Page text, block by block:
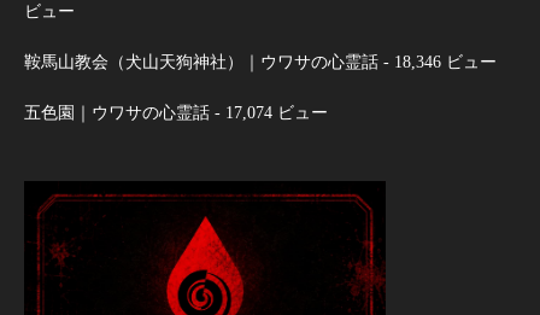
ビュー
鞍馬山教会（犬山天狗神社）｜ウワサの心霊話 - 18,346 ビュー
五色園｜ウワサの心霊話 - 17,074 ビュー